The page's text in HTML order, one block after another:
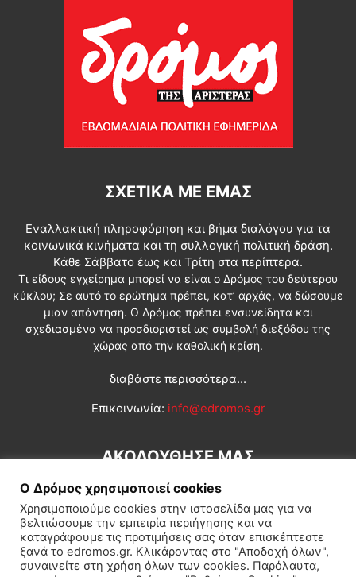
ΣΧΕΤΙΚΆ ΜΕ ΕΜΆΣ
Εναλλακτική πληροφόρηση και βήμα διαλόγου για τα
κοινωνικά κινήματα και τη συλλογική πολιτική δράση.
Κάθε Σάββατο έως και Τρίτη στα περίπτερα.
Τι είδους εγχείρημα μπορεί να είναι ο Δρόμος του δεύτερου
κύκλου; Σε αυτό το ερώτημα πρέπει, κατ’ αρχάς, να δώσουμε
μιαν απάντηση. Ο Δρόμος πρέπει ενσυνείδητα και
σχεδιασμένα να προσδιοριστεί ως συμβολή διεξόδου της
χώρας από την καθολική κρίση.
διαβάστε περισσότερα...
Επικοινωνία: info@edromos.gr
ΑΚΟΛΟΥΘΗΣΕ ΜΑΣ
Εγγραφή συνδρομητή Πολιτική Διεθνή Κοινωνία
Ο Δρόμος χρησιμοποιεί cookies
Χρησιμοποιούμε cookies στην ιστοσελίδα μας για να
βελτιώσουμε την εμπειρία περιήγησης και να
καταγράφουμε τις προτιμήσεις σας όταν επισκέπτεστε
ξανά το edromos.gr. Κλικάροντας στο "Αποδοχή όλων",
συναινείτε στη χρήση όλων των cookies. Παρόλαυτα,